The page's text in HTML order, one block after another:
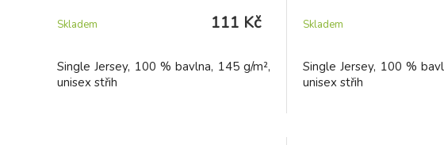
Skladem 111 Kč
Single Jersey, 100 % bavlna, 145 g/m²,
unisex střih
Skladem
Single Jersey, 100 %
unisex střih